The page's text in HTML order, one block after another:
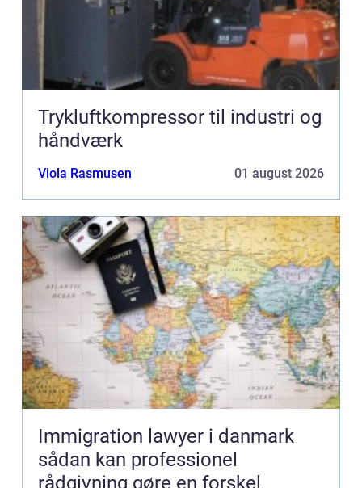
Trykluftkompressor til industri og
håndværk
Viola Rasmusen 01 august 2026
Immigration lawyer i danmark
sådan kan professionel
rådgivning gøre en forskel